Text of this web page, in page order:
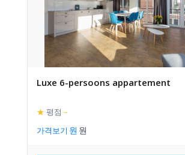
Luxe 6-persoons appartement
★ 평점 –
가격보기